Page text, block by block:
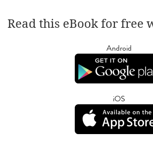
Read this eBook for free
Android
iOS